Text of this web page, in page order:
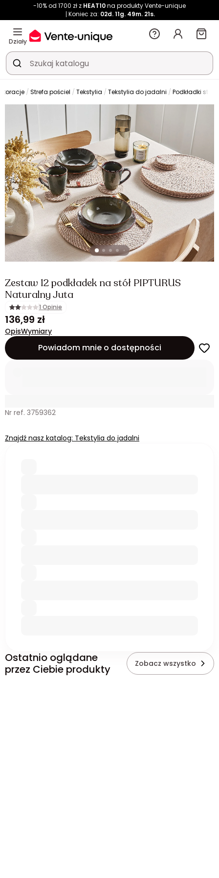
-10% od 1700 zł z HEAT10na produkty Vente-unique
Koniec za: 02d. 11g. 49m. 20s.
Działy
Strefa pościel Tekstylia Tekstylia do jadalni Podkładki
Zestaw 12 podkładek na stół PIPTURUS
Naturalny Juta
1 Opinie
136,99 zł
OpisWymiary
Powiadom mnie o dostępności
Nr ref. 3759362
Znajdź nasz katalog: Tekstylia do jadalni
Ostatnio oglądane
przez Ciebie produkty
Zobacz wszystko